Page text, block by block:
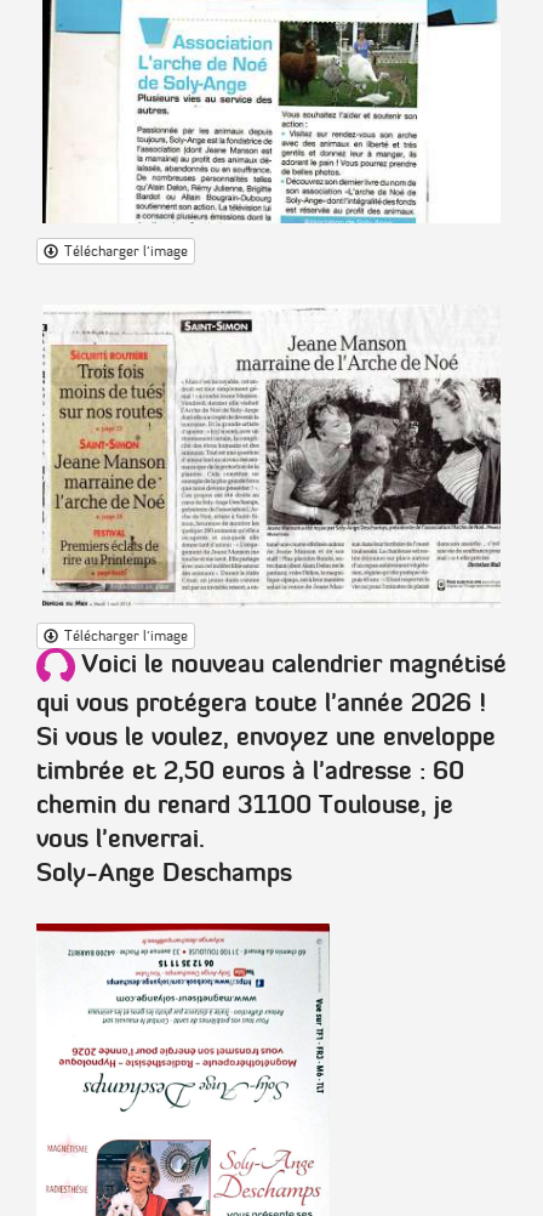
Télécharger l'image
Télécharger l'image
Voici le nouveau calendrier magnétisé
qui vous protégera toute l'année 2026 !
Si vous le voulez, envoyez une enveloppe
timbrée et 2,50 euros à l'adresse : 60
chemin du renard 31100 Toulouse, je
vous l'enverrai.
Soly-Ange Deschamps